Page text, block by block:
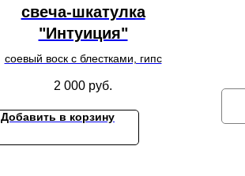
свеча-шкатулка
"Интуиция"
соевый воск с блестками, гипс
2 000 руб.
Добавить в корзину